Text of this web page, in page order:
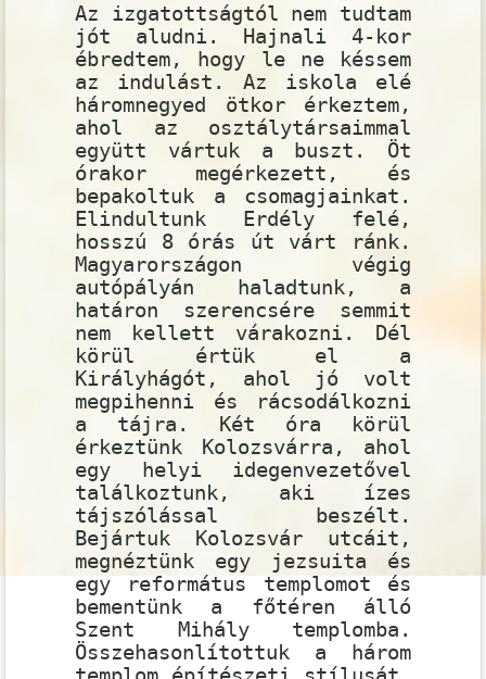
Az izgatottságtól nem tudtam
jót aludni. Hajnali 4-kor
ébredtem, hogy le ne késsem
az indulást. Az iskola elé
háromnegyed ötkor érkeztem,
ahol az osztálytársaimmal
együtt vártuk a buszt. Öt
órakor megérkezett, és
bepakoltuk a csomagjainkat.
Elindultunk Erdély felé,
hosszú 8 órás út várt ránk.
Magyarországon végig
autópályán haladtunk, a
határon szerencsére semmit
nem kellett várakozni. Dél
körül értük el a
Királyhágót, ahol jó volt
megpihenni és rácsodálkozni
a tájra. Két óra körül
érkeztünk Kolozsvárra, ahol
egy helyi idegenvezetővel
találkoztunk, aki ízes
tájszólással beszélt.
Bejártuk Kolozsvár utcáit,
megnéztünk egy jezsuita és
egy református templomot és
bementünk a főtéren álló
Szent Mihály templomba.
Összehasonlítottuk a három